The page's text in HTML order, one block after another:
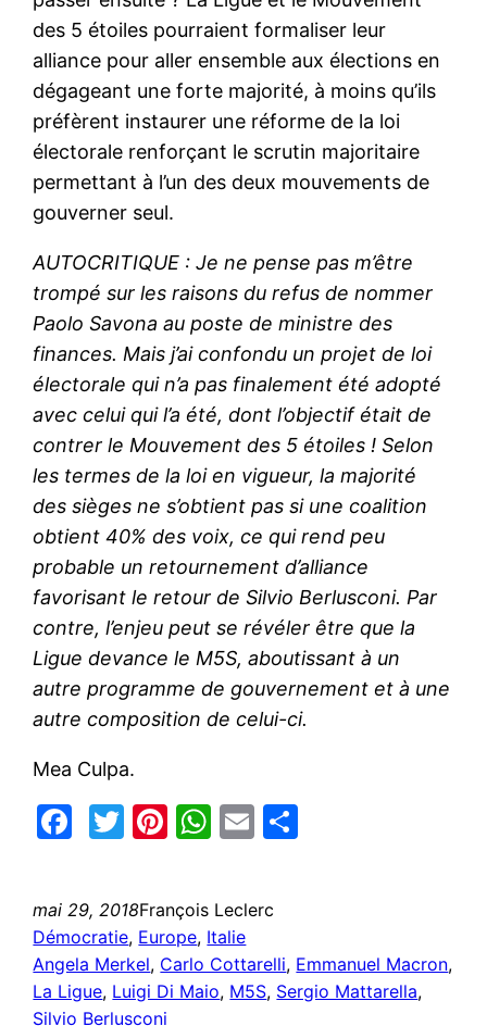
des 5 étoiles pourraient formaliser leur
alliance pour aller ensemble aux élections en
dégageant une forte majorité, à moins qu’ils
préfèrent instaurer une réforme de la loi
électorale renforçant le scrutin majoritaire
permettant à l’un des deux mouvements de
gouverner seul.
AUTOCRITIQUE : Je ne pense pas m’être
trompé sur les raisons du refus de nommer
Paolo Savona au poste de ministre des
finances. Mais j’ai confondu un projet de loi
électorale qui n’a pas finalement été adopté
avec celui qui l’a été, dont l’objectif était de
contrer le Mouvement des 5 étoiles ! Selon
les termes de la loi en vigueur, la majorité
des sièges ne s’obtient pas si une coalition
obtient 40% des voix, ce qui rend peu
probable un retournement d’alliance
favorisant le retour de Silvio Berlusconi. Par
contre, l’enjeu peut se révéler être que la
Ligue devance le M5S, aboutissant à un
autre programme de gouvernement et à une
autre composition de celui-ci.
Mea Culpa.
Facebook
Twitter
Pinterest
WhatsApp
Email
mai 29, 2018François Leclerc
Démocratie, Europe, Italie
Angela Merkel, Carlo Cottarelli, Emmanuel Macron
La Ligue, Luigi Di Maio, M5S, Sergio Mattarella
Silvio Berlusconi